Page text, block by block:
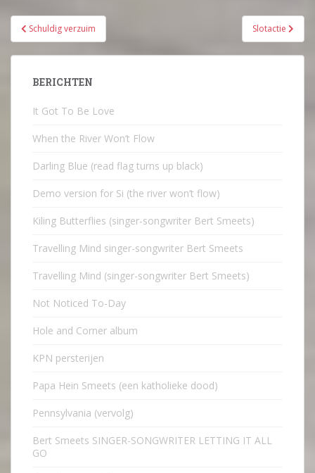
Bericht
navigatie
Schuldig verzuim Slotactie
BERICHTEN
It Got To Be Love
When the River Won’t Flow
Darling Blue (read flag turns up black)
Demo version for Si (the river won’t flow)
Kiling Butterflies (singer-songwriter Bert Smeets)
Travelling Mind singer-songwriter Bert Smeets
Travelling Mind (singer-songwriter Bert Smeets)
Not Noticed To-Day
Hole and Corner album
KPN persterijen
Papa Hein Smeets (een katholieke dood)
Pennsylvania (vervolg)
Bert Smeets SINGER-SONGWRITER LETTING IT ALL
GO